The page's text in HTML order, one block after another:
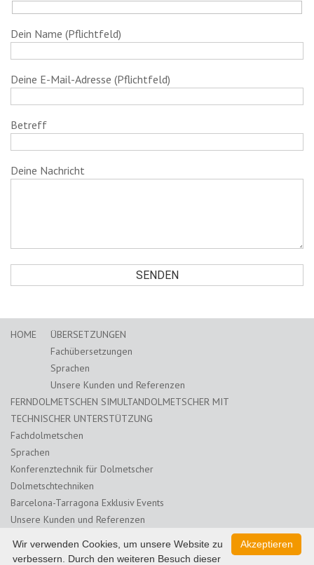
Dein Name (Pflichtfeld)
Deine E-Mail-Adresse (Pflichtfeld)
Betreff
Deine Nachricht
HOME
ÜBERSETZUNGEN
Fachübersetzungen
Sprachen
Unsere Kunden und Referenzen
FERNDOLMETSCHEN SIMULTANDOLMETSCHER MIT
TECHNISCHER UNTERSTÜTZUNG
Fachdolmetschen
Sprachen
Konferenztechnik für Dolmetscher
Dolmetschtechniken
Barcelona-Tarragona Exklusiv Events
Unsere Kunden und Referenzen
Weiterbildung Übersetzer
Akzeptieren
Wir verwenden Cookies, um unsere Website zu
verbessern. Durch den weiteren Besuch dieser